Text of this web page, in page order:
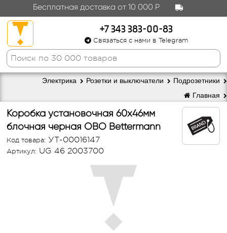
Бесплатная доставка от 10 000 Р
+7 343 383-00-83
Связаться с нами в Telegram
Подрозетники
Розетки и выключатели
Электрика
Главная
Коробка установочная 60х46мм
блочная черная OBO Bettermann
Код товара: УТ-00016147
Артикул: UG 46 2003700